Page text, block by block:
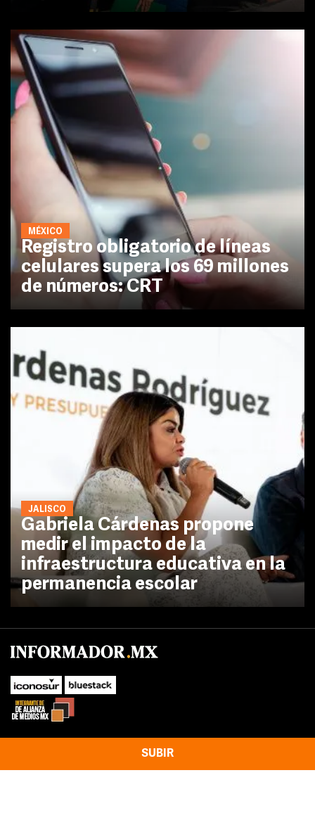
MÉXICO
Registro obligatorio de líneas
celulares supera los 69 millones
de números: CRT
JALISCO
Gabriela Cárdenas propone
medir el impacto de la
infraestructura educativa en la
permanencia escolar
SUBIR